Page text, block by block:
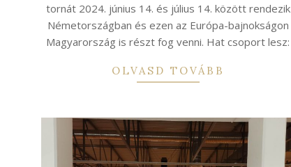
tornát 2024. június 14. és július 14. között rendezik
Németországban és ezen az Európa-bajnokságon
Magyarország is részt fog venni. Hat csoport lesz:
OLVASD TOVÁBB